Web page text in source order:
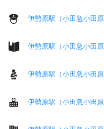
伊勢原駅（小田急小田
伊勢原駅（小田急小田
伊勢原駅（小田急小田
伊勢原駅（小田急小田